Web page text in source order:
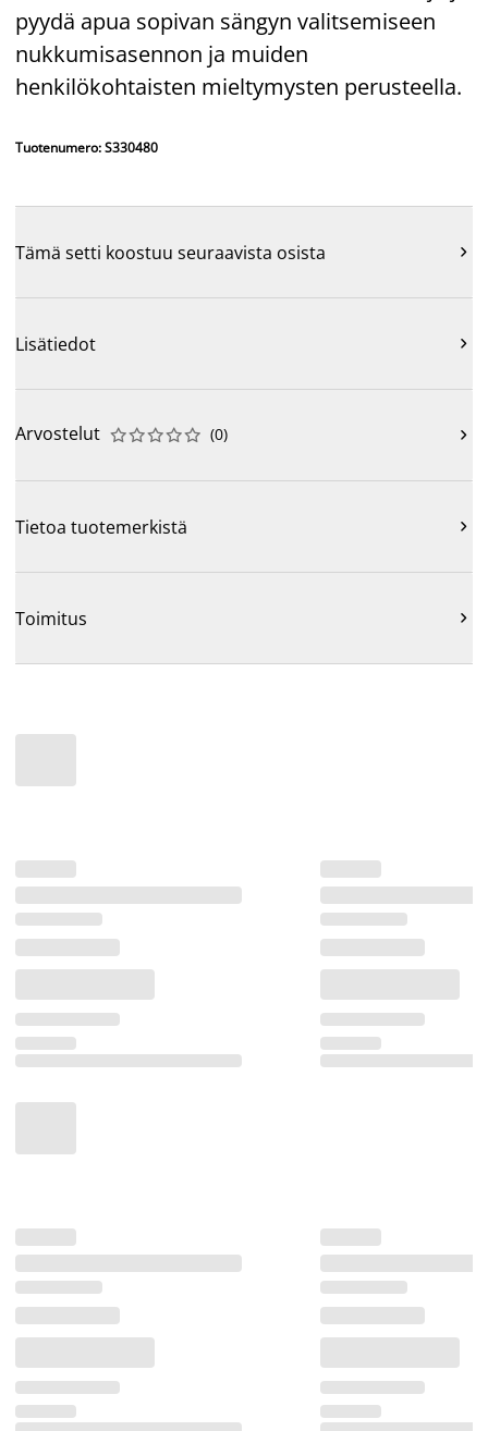
pyydä apua sopivan sängyn valitsemiseen
nukkumisasennon ja muiden
henkilökohtaisten mieltymysten perusteella.
Tuotenumero: S330480
Tämä setti koostuu seuraavista osista 
Lisätiedot 
Arvostelut 




 (0) 
Tietoa tuotemerkistä 
Toimitus 